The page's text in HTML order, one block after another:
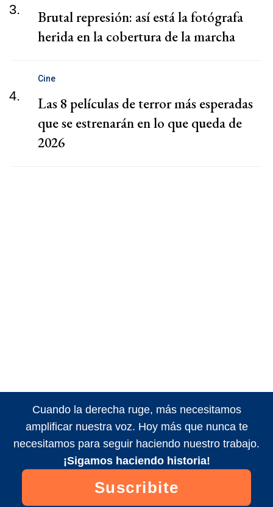
3.
Brutal represión: así está la fotógrafa
herida en la cobertura de la marcha
4.
Cine
Las 8 películas de terror más esperadas
que se estrenarán en lo que queda de
2026
Cuando la derecha ruge, más necesitamos
amplificar nuestra voz. Hoy más que nunca te
necesitamos para seguir haciendo nuestro trabajo.
¡Sigamos haciendo historia!
Suscribite